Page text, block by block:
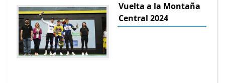
Vuelta a la Montaña
Central 2024